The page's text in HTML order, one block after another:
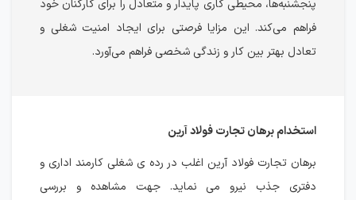
پنجشنبه‌ها، محیطی کاری پایدار و متعادل را برای کارکنان خود
فراهم می‌کند. این مزایا فرصتی برای ایجاد امنیت شغلی و
تعادل بهتر بین کار و زندگی شخصی فراهم می‌آورد.
استخدام برهان تجارت فولاد آرین
برهان تجارت فولاد آرین اغلب در رده ی شغلی کارمند اداری و
دفتری جذب نیرو می نماید. جهت مشاهده و بررسی